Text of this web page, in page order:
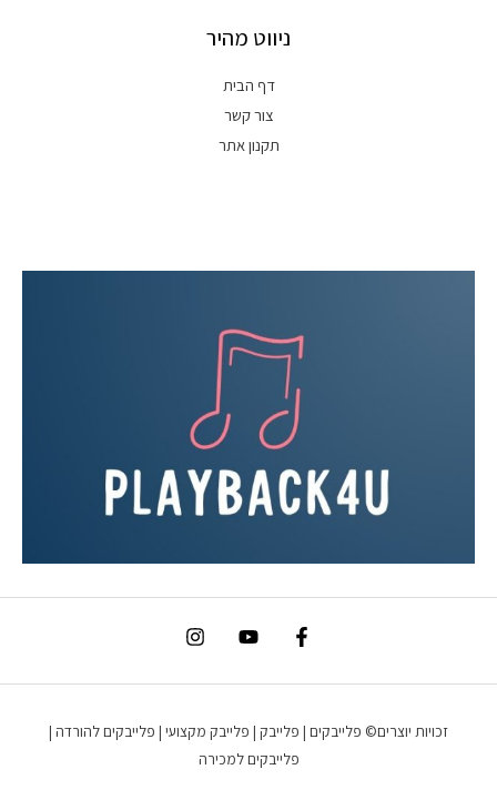
ניווט מהיר
דף הבית
צור קשר
תקנון אתר
זכויות יוצרים© פלייבקים | פלייבק | פלייבק מקצועי | פלייבקים להורדה |
פלייבקים למכירה